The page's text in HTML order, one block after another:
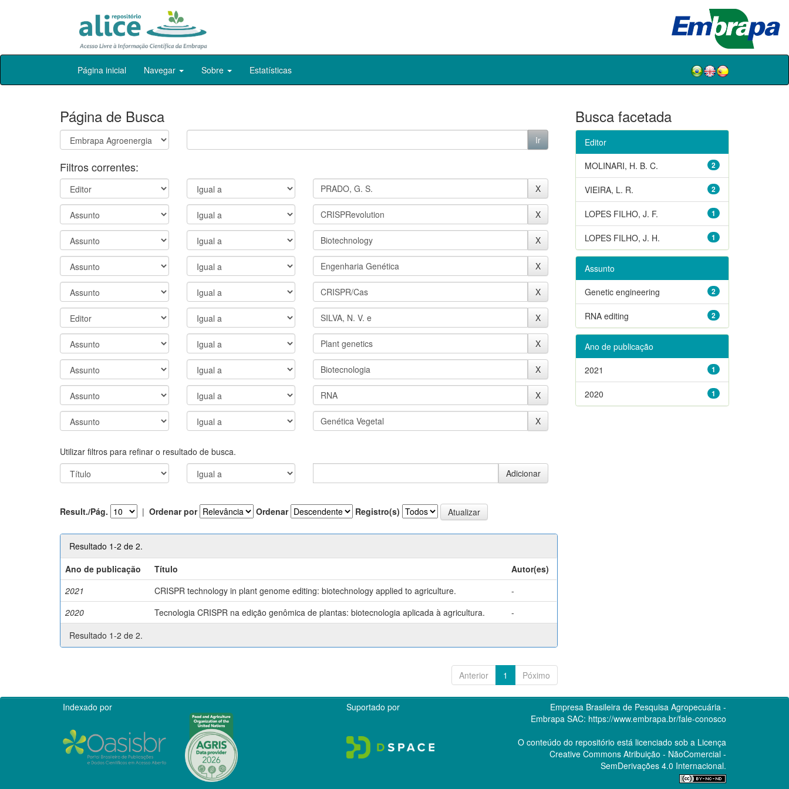
Skip
Página inicial Navegar Sobre Estatísticas
Página de Busca
Filtros correntes:
Utilizar filtros para refinar o resultado de busca.
Result./Pág. | Ordenar por Ordenar Registro(s)
Resultado 1-2 de 2.
Ano de publicação
Título
Autor(es)
2021
CRISPR technology in plant genome editing: biotechnology applied to agriculture.
-
2020
Tecnologia CRISPR na edição genômica de plantas: biotecnologia aplicada à agricultura.
-
Resultado 1-2 de 2.
Anterior 1 Póximo
Busca facetada
Editor
2
MOLINARI, H. B. C.
2
VIEIRA, L. R.
1
LOPES FILHO, J. F.
1
LOPES FILHO, J. H.
Assunto
2
Genetic engineering
2
RNA editing
Ano de publicação
1
2021
1
2020
Indexado por Suportado por
Empresa Brasileira de Pesquisa Agropecuária -
Embrapa SAC: https://www.embrapa.br/fale-conosco
O conteúdo do repositório está licenciado sob a Licença
Creative CommonsAtribuição - NãoComercial -
SemDerivações 4.0 Internacional.